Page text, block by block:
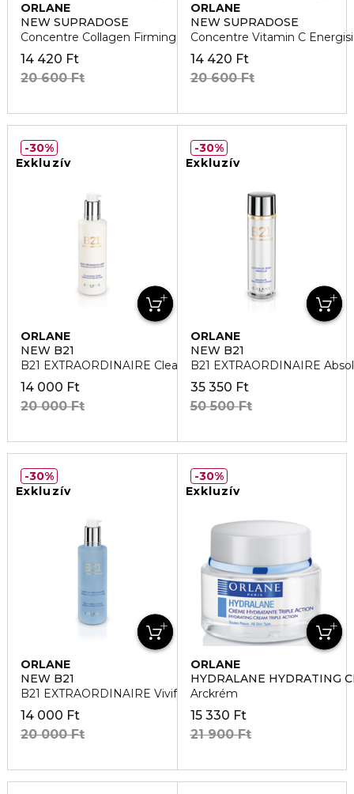
ORLANE
NEW SUPRADOSE
Concentre Collagen Firming Hidratáló
14 420 Ft
20 600 Ft
ORLANE
NEW SUPRADOSE
Concentre Vitamin C
14 420 Ft
20 600 Ft
Exkluzív
ORLANE
NEW B21
B21 EXTRAORDINAIRE Cleansing Care Arctisztító
14 000 Ft
20 000 Ft
30%
Exkluzív
ORLANE
NEW B21
B21 EXTRAORDINAIRE
35 350 Ft
50 500 Ft
30%
Exkluzív
ORLANE
NEW B21
B21 EXTRAORDINAIRE Vivifying Lotion Arctisztító
14 000 Ft
20 000 Ft
30%
Exkluzív
ORLANE
HYDRALANE HYDRATING
Arckrém
15 330 Ft
21 900 Ft
30%